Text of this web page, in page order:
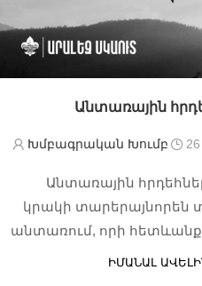
Անտառային
Խմբագրական Խումբ
Անտառային
կրակի տարերայնորեն
անտառում, որի
ԻՄԱՆԱԼ